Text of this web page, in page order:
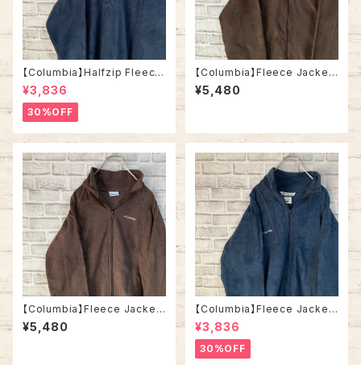
【Columbia】Halfzip Fleece
Jacket L コロンビア ハーフジ
ップフリース ジャケット ワンポ
イントロゴ 刺繍ロゴ ネイビー
ワントーン アメリカ USA 古着
¥3,836
30%OFF
【Columbia】Fleece Jacket
XL コロンビア フリース ジャケ
ット ワンポイントロゴ 刺繍ロゴ
¥5,480
【Columbia】Fleece Jacket
L コロンビア フリース ジャケッ
ト ワンポイントロゴ 刺繍ロゴ ブ
¥5,480
【Columbia】Fleece Jacket
L コロンビア フリース ジャケッ
ト ワンポイントロゴ 刺繍ロゴ
ネイビー ワントーン アメリカ U
SA 古着
¥3,836
30%OFF